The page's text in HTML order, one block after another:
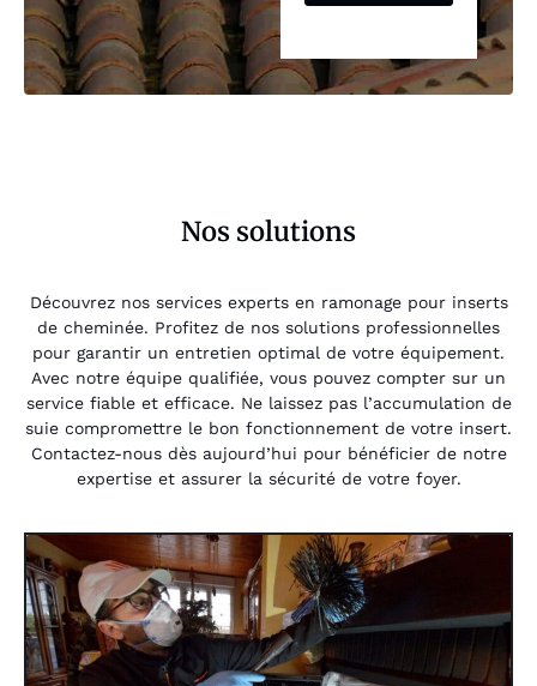
Nos solutions
Découvrez nos services experts en ramonage pour inserts
de cheminée. Profitez de nos solutions professionnelles
pour garantir un entretien optimal de votre équipement.
Avec notre équipe qualifiée, vous pouvez compter sur un
service fiable et efficace. Ne laissez pas l’accumulation de
suie compromettre le bon fonctionnement de votre insert.
Contactez-nous dès aujourd’hui pour bénéficier de notre
expertise et assurer la sécurité de votre foyer.